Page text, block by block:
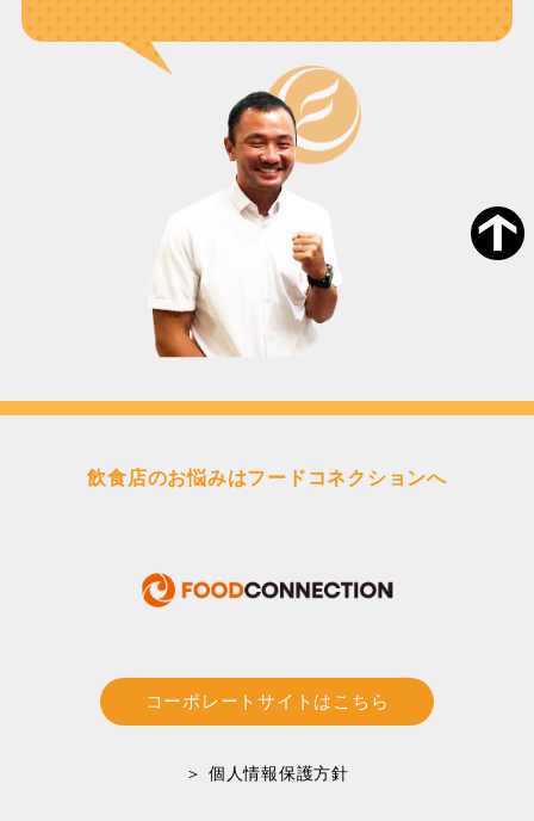
飲食店のお悩みはフードコネクションへ
コーポレートサイトはこちら
＞ 個人情報保護方針